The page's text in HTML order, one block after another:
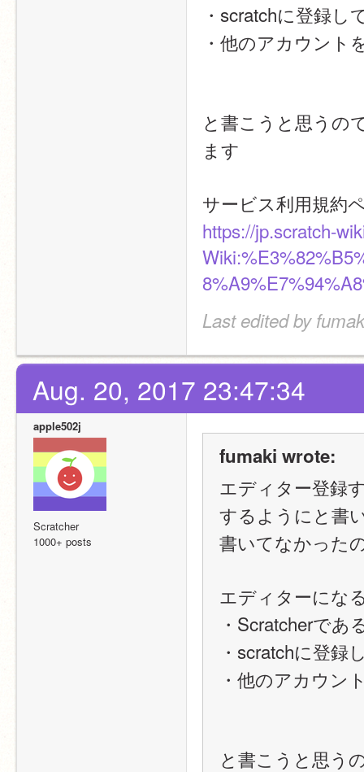
・scratchに登録
・他のアカウント
と書こうと思うの
ます
サービス利用規約
https://jp.scratch-
Last edited by
Aug. 20, 2017 23:47:34
apple502j
Scratcher
1000+ posts
fumaki wrote:
エディター登録
するようにと書
書いてなかった
エディターにな
・Scratcherであ
・scratchに登録
・他のアカウン
と書こうと思う